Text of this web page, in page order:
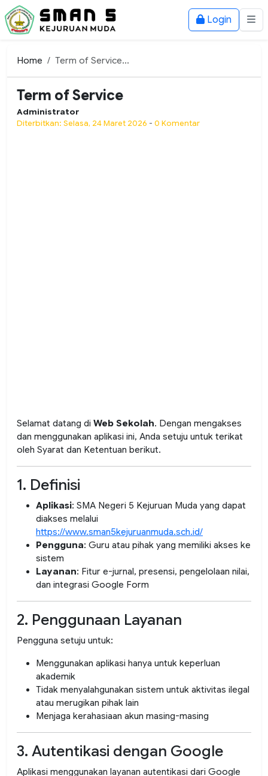
Login
Home Term of Service...
Term of Service
Administrator
Diterbitkan: Selasa, 24 Maret 2026 - 0 Komentar
Selamat datang di Web Sekolah. Dengan mengakses
dan menggunakan aplikasi ini, Anda setuju untuk terikat
oleh Syarat dan Ketentuan berikut.
1. Definisi
Aplikasi: SMA Negeri 5 Kejuruan Muda yang dapat
diakses melalui
https://www.sman5kejuruanmuda.sch.id/
Pengguna: Guru atau pihak yang memiliki akses ke
sistem
Layanan: Fitur e-jurnal, presensi, pengelolaan nilai,
dan integrasi Google Form
2. Penggunaan Layanan
Pengguna setuju untuk:
Menggunakan aplikasi hanya untuk keperluan
akademik
Tidak menyalahgunakan sistem untuk aktivitas ilegal
atau merugikan pihak lain
Menjaga kerahasiaan akun masing-masing
3. Autentikasi dengan Google
Aplikasi menggunakan layanan autentikasi dari Google